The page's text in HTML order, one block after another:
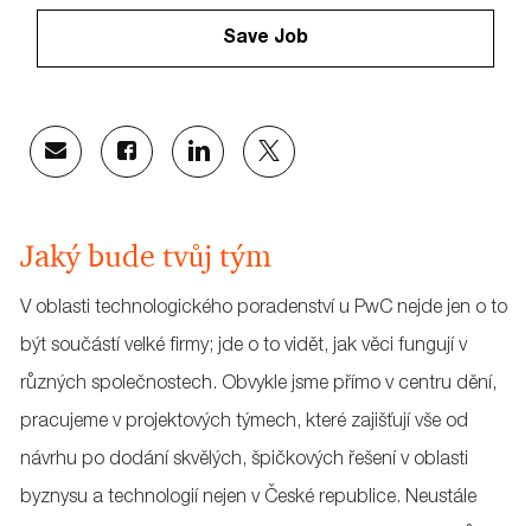
Save Job
Share
via
Share
via
Share
via
Share
via
Jaký bude tvůj tým
V oblasti technologického poradenství u PwC nejde jen o to
být součástí velké firmy; jde o to vidět, jak věci fungují v
různých společnostech. Obvykle jsme přímo v centru dění,
pracujeme v projektových týmech, které zajišťují vše od
návrhu po dodání skvělých, špičkových řešení v oblasti
byznysu a technologií nejen v České republice. Neustále